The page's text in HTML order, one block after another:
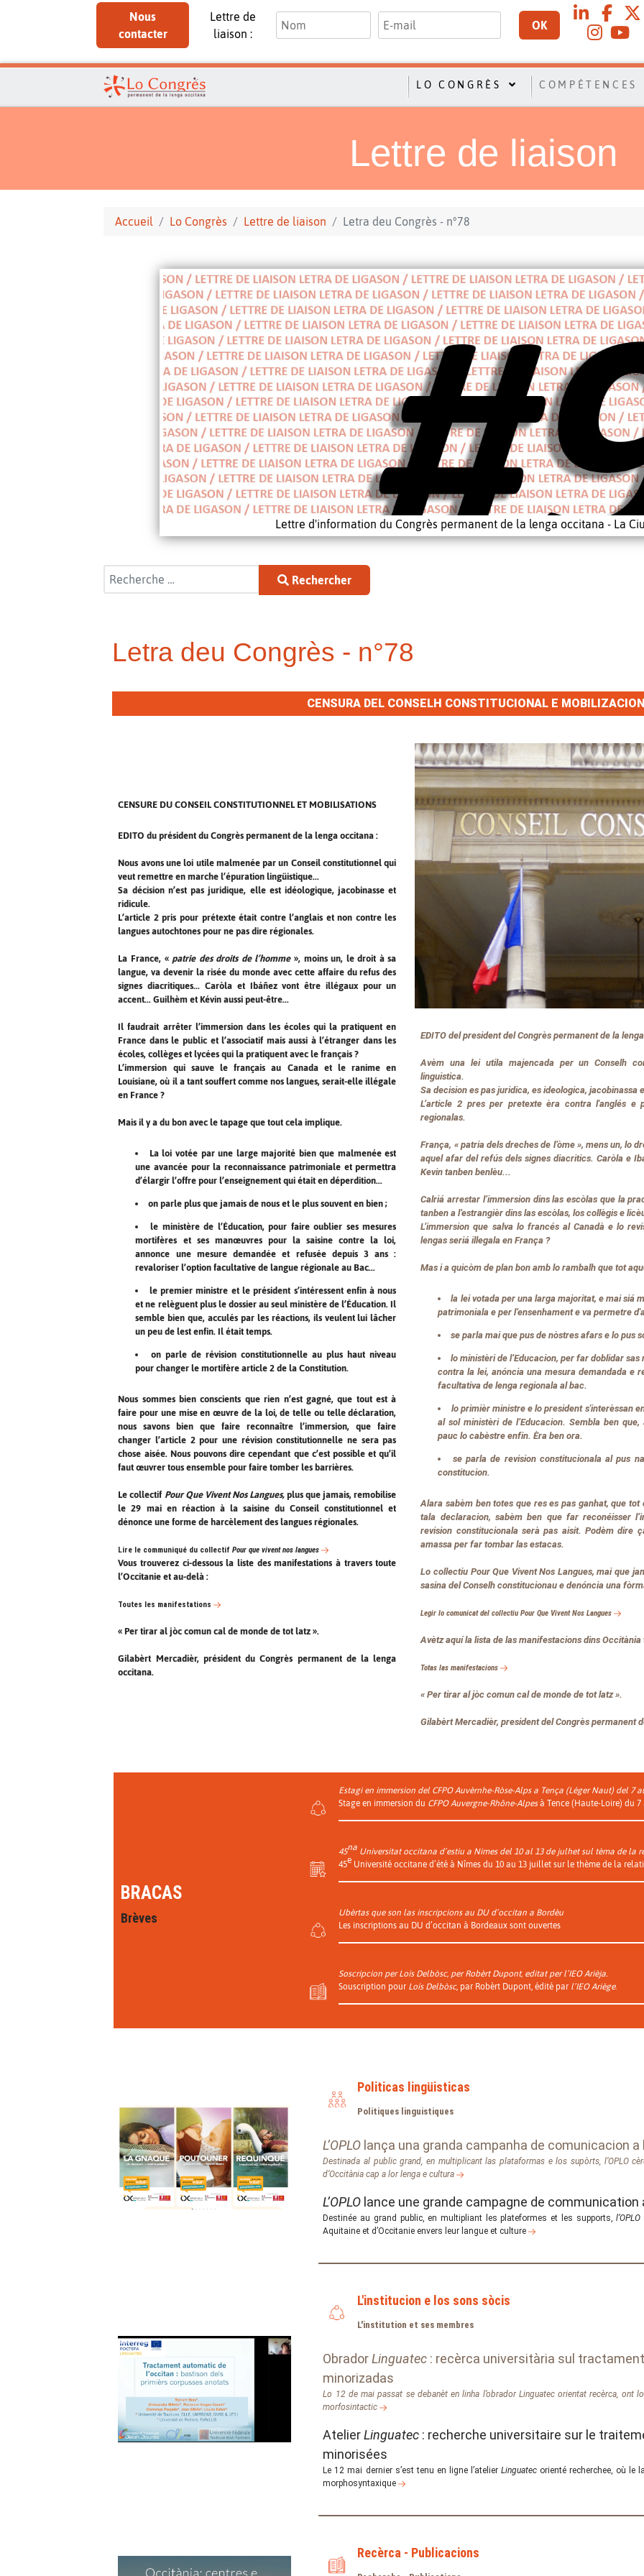
Nous
contacter
Lettre de
liaison :
OK
LO CONGRÈS COMPÉTENCES
Lettre de liaison
Accueil Lo Congrès Lettre de liaison Letra deu Congrès - n°78
Lettre d'information du Congrès permanent de la lenga occitana - La
Rechercher
Rechercher
Letra deu Congrès - n°78
CENSURA DEL CONSELH CONSTITUCIONAL E
CENSURE DU CONSEIL CONSTITUTIONNEL ET MOBILISATIONS
EDITO du président du Congrès permanent de la lenga occitana :
Nous avons une loi utile malmenée par un Conseil constitutionnel qui
veut remettre en marche l’épuration lingüistique...
Sa décision n’est pas juridique, elle est idéologique, jacobinasse et
ridicule.
L’article 2 pris pour prétexte était contre l’anglais et non contre les
langues autochtones pour ne pas dire régionales.
La France, « patrie des droits de l’homme», moins un, le droit à sa
langue, va devenir la risée du monde avec cette affaire du refus des
signes diacritiques... Caròla et Ibáñez vont être illégaux pour un
accent... Guilhèm et Kévin aussi peut-être...
Il faudrait arrêter l’immersion dans les écoles qui la pratiquent en
France dans le public et l’associatif mais aussi à l’étranger dans les
écoles, collèges et lycées qui la pratiquent avec le français ?
L’immersion qui sauve le français au Canada et le ranime en
Louisiane, où il a tant souffert comme nos langues, serait-elle illégale
en France ?
Mais il y a du bon avec le tapage que tout cela implique.
La loi votée par une large majorité bien que malmenée est
une avancée pour la reconnaissance patrimoniale et permettra
d’élargir l’offre pour l’enseignement qui était en déperdition...
on parle plus que jamais de nous et le plus souvent en bien ;
le ministère de l’Éducation, pour faire oublier ses mesures
mortifères et ses manœuvres pour la saisine contre la loi,
annonce une mesure demandée et refusée depuis 3 ans :
revaloriser l’option facultative de langue régionale au Bac...
le premier ministre et le président s’intéressent enfin à nous
et ne relèguent plus le dossier au seul ministère de l’Éducation. Il
semble bien que, acculés par les réactions, ils veulent lui lâcher
un peu de lest enfin. Il était temps.
on parle de révision constitutionnelle au plus haut niveau
pour changer le mortifère article 2 de la Constitution.
Nous sommes bien conscients que rien n’est gagné, que tout est à
faire pour une mise en œuvre de la loi, de telle ou telle déclaration,
nous savons bien que faire reconnaître l’immersion, que faire
changer l’article 2 pour une révision constitutionnelle ne sera pas
chose aisée. Nous pouvons dire cependant que c’est possible et qu’il
faut œuvrer tous ensemble pour faire tomber les barrières.
Le collectif Pour Que Vivent Nos Langues, plus que jamais, remobilise
le 29 mai en réaction à la saisine du Conseil constitutionnel et
dénonce une forme de harcèlement des langues régionales.
Lire le communiqué du collectifPour que vivent nos langues
Vous trouverez ci-dessous la liste des manifestations à travers toute
l’Occitanie et au-delà :
Toutes les manifestations
« Per tirar al jòc comun cal de monde de tot latz ».
Gilabèrt Mercadièr, président du Congrès permanent de la lenga
occitana.
EDITO del president del Congrès permanent de la
Avèm una lei utila majencada per un Conselh
linguistica.
Sa decision es pas juridica, es ideologica, jacobinassa
L’article 2 pres per pretexte èra contra l'anglés
regionalas.
França, « patria dels dreches de l’òme», mens un, lo
aquel afar del refús dels signes diacritics. Caròla e
Kevin tanben benlèu...
Calriá arrestar l’immersion dins las escòlas que la
tanben a l’estrangièr dins las escòlas, los collègis e
L’immersion que salva lo francés al Canadà e lo
lengas seriá illegala en França ?
Mas i a quicòm de plan bon amb lo rambalh que tot
la lei votada per una larga majoritat, e mai siá
patrimoniala e per l’ensenhament e va permetre
se parla mai que pus de nòstres afars e lo pus
lo ministèri de l’Educacion, per far doblidar
contra la lei, anóncia una mesura demandada e
facultativa de lenga regionala al bac.
lo primièr ministre e lo president s'interèssan
al sol ministèri de l’Educacion. Sembla ben
pauc lo cabèstre enfin. Èra ben ora.
se parla de revision constitucionala al pus
constitucion.
Alara sabèm ben totes que res es pas ganhat, que
tala declaracion, sabèm ben que far reconéisser
revision constitucionala serà pas aisit. Podèm dire
amassa per far tombar las estacas.
Lo collectiu Pour Que Vivent Nos Langues, mai que
sasina del Conselh constitucionau e denóncia una
Legir lo comunicat del collectiuPour Que Vivent Nos Langues
Avètz aquí la lista de las manifestacions dins
Totas las manifestacions
«Per tirar al jòc comun cal de monde de tot latz».
Gilabèrt Mercadièr, president del Congrès permanent
BRACAS
Brèves
Estagi en immersion del CFPO Auvèrnhe-Ròse-Alpsa Tença (Léger Naut) del 7
Stage en immersion du CFPO Auvergne-Rhône-Alpesà Tence (Haute-Loire) du
45na Universitat occitana d’estiu a Nimes del 10 al 13 de julhet sul tèma de la
45e Université occitane d’été à Nîmes du 10 au 13 juillet sur le thème de la
Ubèrtas que son las inscripcions au DU d’occitan a Bordèu
Les inscriptions au DU d’occitan à Bordeaux sont ouvertes
Soscripcion perLoís Delbòsc, per Robèrt Dupont, editat perl’IEO Arièja.
Souscription pour Loís Delbòsc, par Robèrt Dupont, édité par l’IEO Ariège.
Politicas lingüisticas
Politiques linguistiques
L’OPLO lança una granda campanha de comunicacion
Destinada al public grand, en multiplicant las plataformas e los supòrts, l’OPLO
d’Occitània cap a lor lenga e cultura
L’OPLO lance une grande campagne de
Destinée au grand public, en multipliant les plateformes et les supports,l’OPLO
Aquitaine et d’Occitanie envers leur langue et culture
L'institucion e los sons sòcis
L'institution et ses membres
ObradorLinguatec : recèrca universitària sul
minorizadas
Lo 12 de mai passat se debanèt en linha l’obrador Linguatecorientat recèrca, ont
morfosintactic
AtelierLinguatec : recherche universitaire sur le
minorisées
Le 12 mai dernier s’est tenu en ligne l’atelier Linguatecorienté recherchee, où le
morphosyntaxique
Recèrca - Publicacions